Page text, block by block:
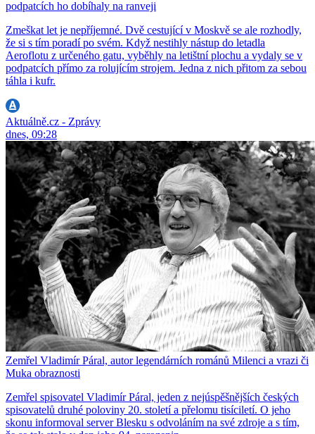
podpatcích ho dobíhaly na ranveji
Zmeškat let je nepříjemné. Dvě cestující v Moskvě se ale rozhodly,
že si s tím poradí po svém. Když nestihly nástup do letadla
Aeroflotu z určeného gatu, vyběhly na letištní plochu a vydaly se v
podpatcích přímo za rolujícím strojem. Jedna z nich přitom za sebou
táhla i kufr.
Aktuálně.cz - Zprávy
dnes, 09:28
Zemřel Vladimír Páral, autor legendárních románů Milenci a vrazi či
Muka obraznosti
Zemřel spisovatel Vladimír Páral, jeden z nejúspěšnějších českých
spisovatelů druhé poloviny 20. století a přelomu tisíciletí. O jeho
skonu informoval server Blesku s odvoláním na své zdroje a s tím,